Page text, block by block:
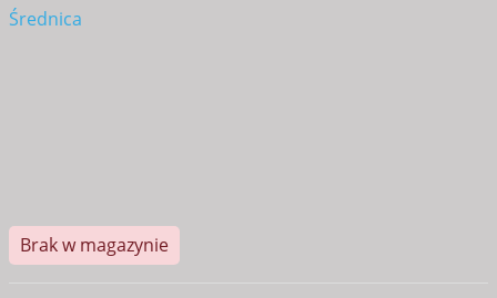
Średnica
Brak w magazynie